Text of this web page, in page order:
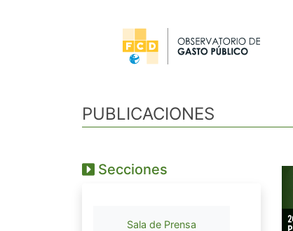
PUBLICACIONES
Secciones
Sala de Prensa